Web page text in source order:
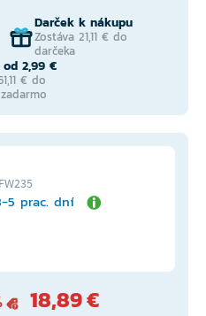
Darček k nákupu
Zostáva 21,11 € do
darčeka
od 2,99 €
€ do
5 prac. dní
18,89 €